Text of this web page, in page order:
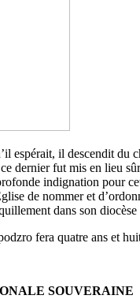
espérait, il descendit
dernier fut mis en lieu
indignation pour
de nommer et
dans son
fera quatre ans et
SOUVERAINE